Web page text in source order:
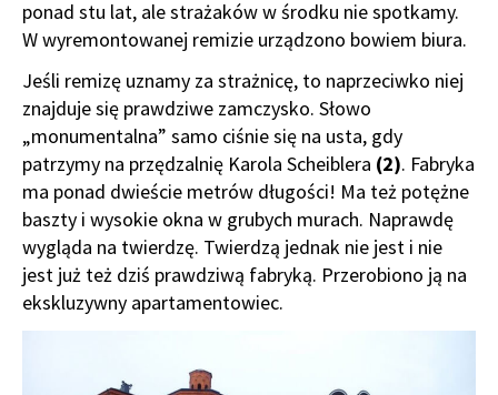
ponad stu lat, ale strażaków w środku nie spotkamy.
W wyremontowanej remizie urządzono bowiem biura.
Jeśli remizę uznamy za strażnicę, to naprzeciwko niej
znajduje się prawdziwe zamczysko. Słowo
„monumentalna” samo ciśnie się na usta, gdy
patrzymy na przędzalnię Karola Scheiblera (2). Fabryka
ma ponad dwieście metrów długości! Ma też potężne
baszty i wysokie okna w grubych murach. Naprawdę
wygląda na twierdzę. Twierdzą jednak nie jest i nie
jest już też dziś prawdziwą fabryką. Przerobiono ją na
ekskluzywny apartamentowiec.